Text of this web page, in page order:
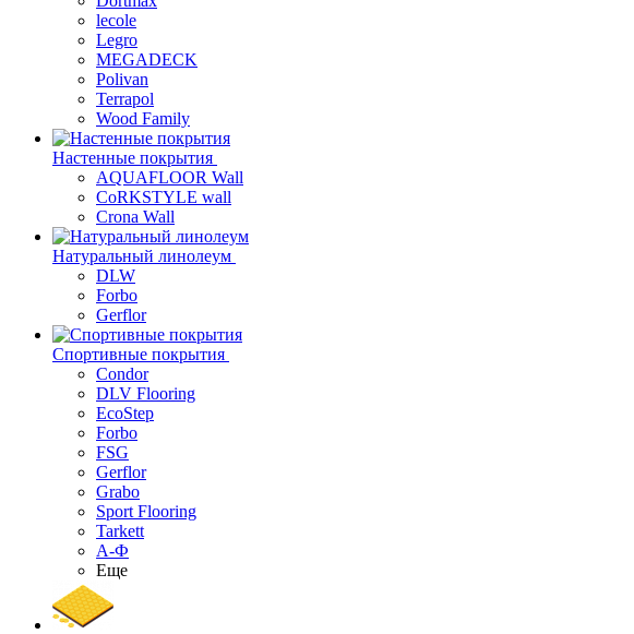
lecole
Legro
MEGADECK
Polivan
Terrapol
Wood Family
Настенные покрытия
AQUAFLOOR Wall
CoRKSTYLE wall
Crona Wall
Натуральный линолеум
DLW
Forbo
Gerflor
Спортивные покрытия
Condor
DLV Flooring
EcoStep
Forbo
FSG
Gerflor
Grabo
Sport Flooring
Tarkett
А-Ф
Еще